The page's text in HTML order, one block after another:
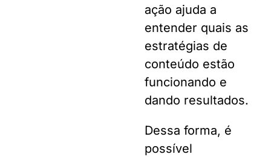
ação ajuda a
entender quais as
estratégias de
conteúdo estão
funcionando e
dando resultados.
Dessa forma, é
possível